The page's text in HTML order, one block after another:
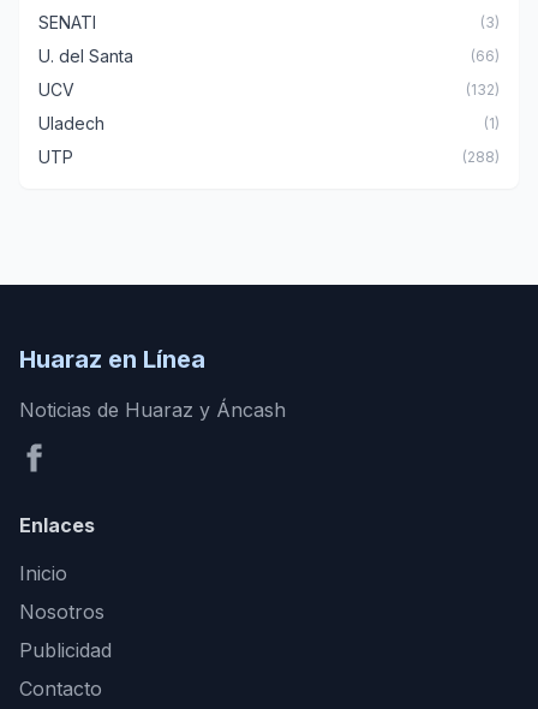
SENATI (3)
U. del Santa (66)
UCV (132)
Uladech (1)
UTP (288)
Huaraz en Línea
Noticias de Huaraz y Áncash
Enlaces
Inicio
Nosotros
Publicidad
Contacto